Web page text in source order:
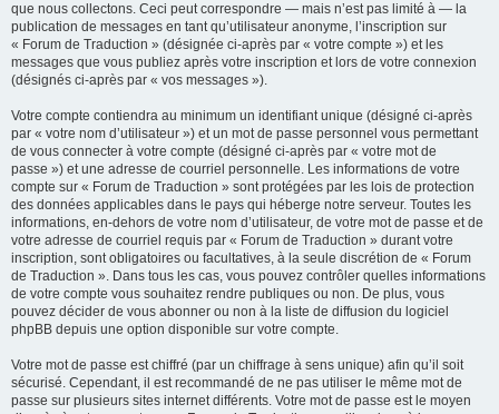
que nous collectons. Ceci peut correspondre — mais n’est pas limité à — la
publication de messages en tant qu’utilisateur anonyme, l’inscription sur
« Forum de Traduction » (désignée ci-après par « votre compte ») et les
messages que vous publiez après votre inscription et lors de votre connexion
(désignés ci-après par « vos messages »).
Votre compte contiendra au minimum un identifiant unique (désigné ci-après
par « votre nom d’utilisateur ») et un mot de passe personnel vous permettant
de vous connecter à votre compte (désigné ci-après par « votre mot de
passe ») et une adresse de courriel personnelle. Les informations de votre
compte sur « Forum de Traduction » sont protégées par les lois de protection
des données applicables dans le pays qui héberge notre serveur. Toutes les
informations, en-dehors de votre nom d’utilisateur, de votre mot de passe et de
votre adresse de courriel requis par « Forum de Traduction » durant votre
inscription, sont obligatoires ou facultatives, à la seule discrétion de « Forum
de Traduction ». Dans tous les cas, vous pouvez contrôler quelles informations
de votre compte vous souhaitez rendre publiques ou non. De plus, vous
pouvez décider de vous abonner ou non à la liste de diffusion du logiciel
phpBB depuis une option disponible sur votre compte.
Votre mot de passe est chiffré (par un chiffrage à sens unique) afin qu’il soit
sécurisé. Cependant, il est recommandé de ne pas utiliser le même mot de
passe sur plusieurs sites internet différents. Votre mot de passe est le moyen